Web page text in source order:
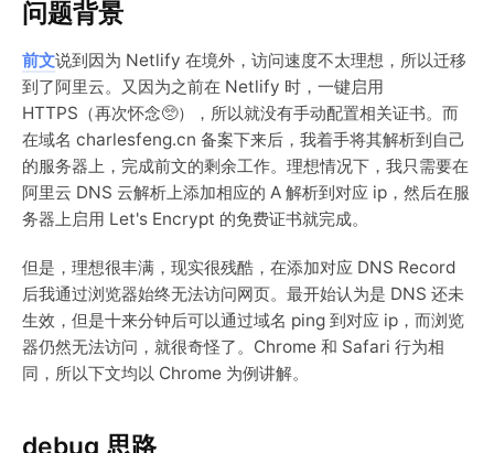
问题背景
前文说到因为 Netlify 在境外，访问速度不太理想，所以迁移
到了阿里云。又因为之前在 Netlify 时，一键启用
HTTPS（再次怀念🥺），所以就没有手动配置相关证书。而
在域名 charlesfeng.cn 备案下来后，我着手将其解析到自己
的服务器上，完成前文的剩余工作。理想情况下，我只需要在
阿里云 DNS 云解析上添加相应的 A 解析到对应 ip，然后在服
务器上启用 Let's Encrypt 的免费证书就完成。
但是，理想很丰满，现实很残酷，在添加对应 DNS Record
后我通过浏览器始终无法访问网页。最开始认为是 DNS 还未
生效，但是十来分钟后可以通过域名 ping 到对应 ip，而浏览
器仍然无法访问，就很奇怪了。Chrome 和 Safari 行为相
同，所以下文均以 Chrome 为例讲解。
debug 思路